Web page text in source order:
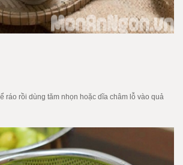
ráo rồi dùng tăm nhọn hoặc dĩa châm lỗ vào quả